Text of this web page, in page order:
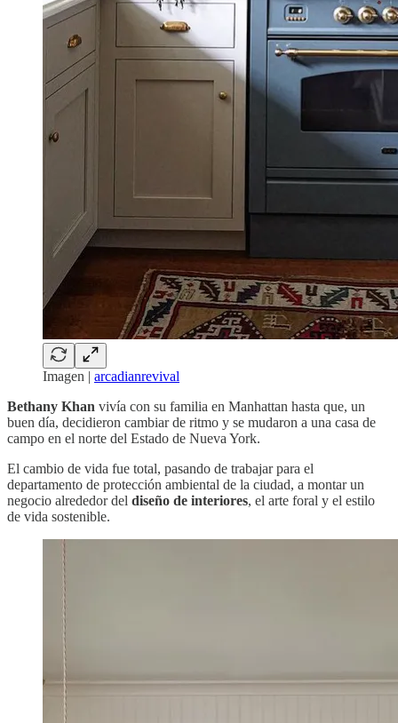
Imagen | arcadianrevival
Bethany Khan vivía con su familia en Manhattan hasta que, un
buen día, decidieron cambiar de ritmo y se mudaron a una casa de
campo en el norte del Estado de Nueva York.
El cambio de vida fue total, pasando de trabajar para el
departamento de protección ambiental de la ciudad, a montar un
negocio alrededor del diseño de interiores, el arte foral y el estilo
de vida sostenible.